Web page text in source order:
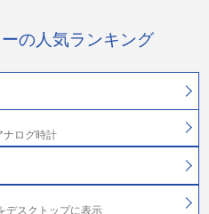
ーの人気ランキング
ナログ時計
デスクトップに表示